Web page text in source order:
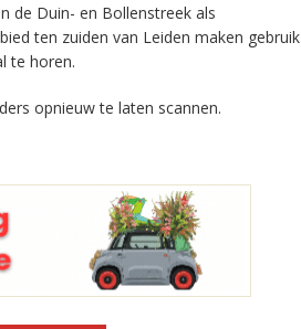
de Duin- en Bollenstreek als
ten zuiden van Leiden maken gebruik
te horen.
opnieuw te laten scannen.